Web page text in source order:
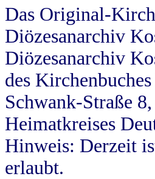
Das Original-
Diözesanarchiv
Diözesanarchiv
des
Schwank-Straße
Heimatkreises
Hinweis: Derzeit
erlaubt.